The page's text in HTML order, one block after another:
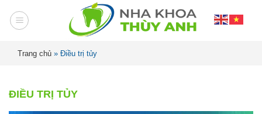
Trang chủ » Điều trị tủy
ĐIỀU TRỊ TỦY